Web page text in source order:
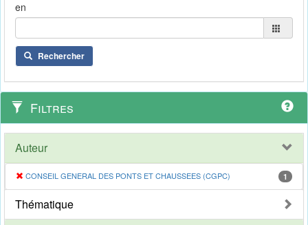
en
Rechercher
Filtres
Auteur
CONSEIL GENERAL DES PONTS ET CHAUSSEES (CGPC) 1
Thématique